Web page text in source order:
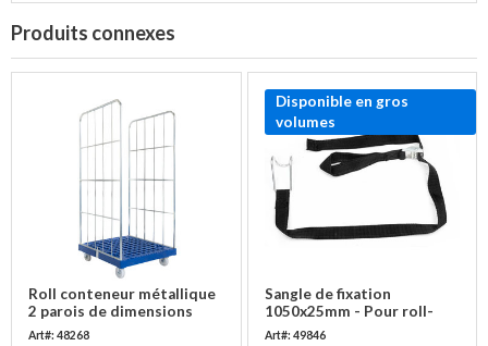
Produits connexes
Roll conteneur métallique
2 parois de dimensions
810x720x1620mm
Art#: 48268
Disponible en gros
volumes
Sangle de fixation
1050x25mm - Pour roll-
conteneurs, couleur noir
Art#: 49846